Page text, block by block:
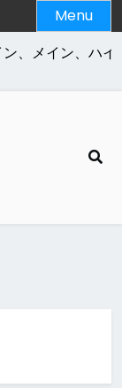
Menu
、メイン、ハイ